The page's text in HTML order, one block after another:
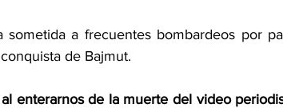
sometida a frecuentes bombardeos por
de Bajmut.
al enterarnos de la muerte del video